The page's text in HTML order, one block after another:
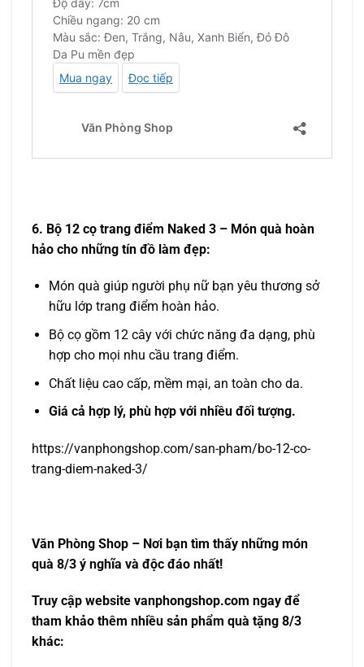
6. Bộ 12 cọ trang điểm Naked 3 – Món quà hoàn
hảo cho những tín đồ làm đẹp:
Món quà giúp người phụ nữ bạn yêu thương sở
hữu lớp trang điểm hoàn hảo.
Bộ cọ gồm 12 cây với chức năng đa dạng, phù
hợp cho mọi nhu cầu trang điểm.
Chất liệu cao cấp, mềm mại, an toàn cho da.
Giá cả hợp lý, phù hợp với nhiều đối tượng.
https://vanphongshop.com/san-pham/bo-12-co-
trang-diem-naked-3/
Văn Phòng Shop – Nơi bạn tìm thấy những món
quà 8/3 ý nghĩa và độc đáo nhất!
Truy cập website vanphongshop.com ngay để
tham khảo thêm nhiều sản phẩm quà tặng 8/3
khác: